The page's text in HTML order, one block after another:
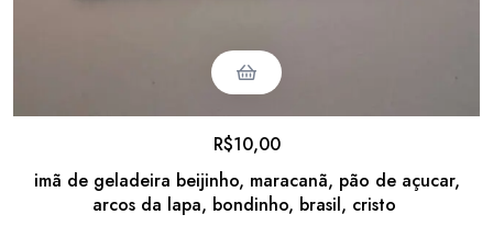
imã de geladeira beijinho, maracanã, pão de açucar,
arcos da lapa, bondinho, brasil, cristo
R$10,00